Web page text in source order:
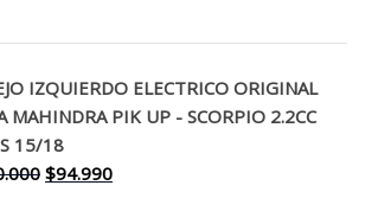
IZQUIERDO ELECTRICO ORIGINAL
MAHINDRA PIK UP - SCORPIO 2.2CC
15/18
El
$94.990El